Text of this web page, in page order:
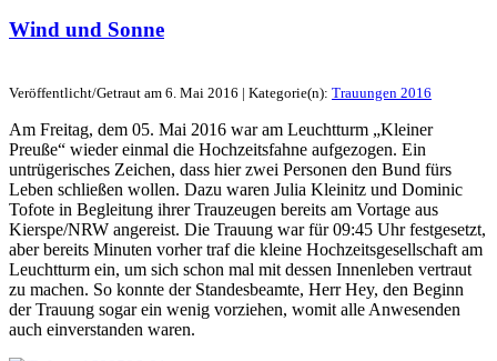
Wind und Sonne
Veröffentlicht/Getraut am 6. Mai 2016 | Kategorie(n): Trauungen 2016
Am Freitag, dem 05. Mai 2016 war am Leuchtturm „Kleiner
Preuße“ wieder einmal die Hochzeitsfahne aufgezogen. Ein
untrügerisches Zeichen, dass hier zwei Personen den Bund fürs
Leben schließen wollen. Dazu waren Julia Kleinitz und Dominic
Tofote in Begleitung ihrer Trauzeugen bereits am Vortage aus
Kierspe/NRW angereist. Die Trauung war für 09:45 Uhr festgesetzt,
aber bereits Minuten vorher traf die kleine Hochzeitsgesellschaft am
Leuchtturm ein, um sich schon mal mit dessen Innenleben vertraut
zu machen. So konnte der Standesbeamte, Herr Hey, den Beginn
der Trauung sogar ein wenig vorziehen, womit alle Anwesenden
auch einverstanden waren.